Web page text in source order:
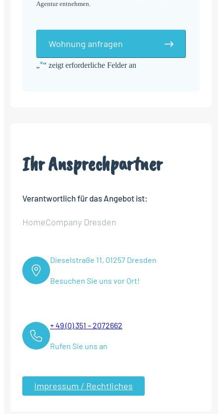
„*“ zeigt erforderliche Felder an
Agentur entnehmen.
Wohnung anfragen
Ihr Ansprechpartner
Verantwortlich für das Angebot ist:
HomeCompany Dresden
Dieselstraße 11, 01257 Dresden
Besuchen Sie uns vor Ort!
+ 49 (0) 351 – 2072662
Rufen Sie uns an
Impressum / Rechtliches